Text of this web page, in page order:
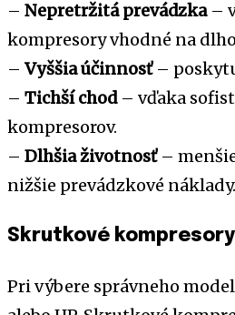
– Nepretržitá prevádzka–
kompresory vhodné na
– Vyššia účinnosť–
– Tichší chod– vďaka
kompresorov.
– Dlhšia životnosť–
nižšie prevádzkové náklady.
Skrutkové
Pri výbere správneho